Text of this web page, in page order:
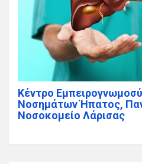
Κέντρο
Νοσημάτων Ήπατος,
Νοσοκομείο Λάρισας